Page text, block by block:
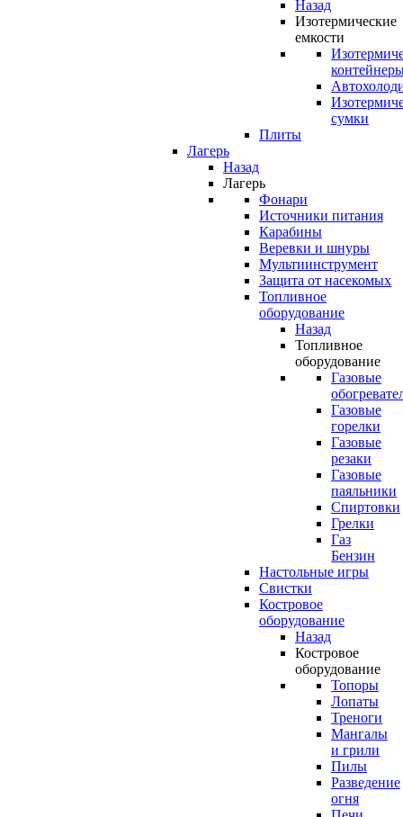
Назад
Изотермические
емкости
сумки
Плиты
Лагерь
Назад
Лагерь
Фонари
Источники питания
Карабины
Веревки и шнуры
Мультиинструмент
Защита от насекомых
Топливное
оборудование
Назад
Топливное
оборудование
Газовые
Газовые
горелки
Газовые
резаки
Газовые
паяльники
Спиртовки
Грелки
Газ
Бензин
Настольные игры
Свистки
Костровое
оборудование
Назад
Костровое
оборудование
Топоры
Лопаты
Треноги
Мангалы
и грили
Пилы
Разведение
огня